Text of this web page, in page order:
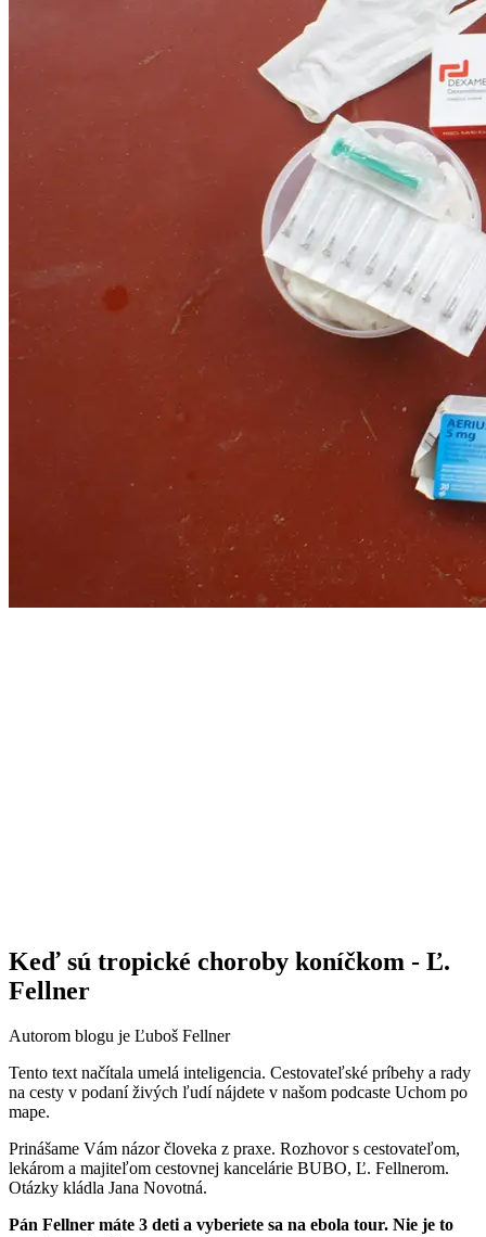
Keď sú tropické choroby koníčkom - Ľ.
Fellner
Autorom blogu je Ľuboš Fellner
Tento text načítala umelá inteligencia. Cestovateľské príbehy a rady
na cesty v podaní živých ľudí nájdete v našom podcaste Uchom po
mape.
Prinášame Vám názor človeka z praxe. Rozhovor s cestovateľom,
lekárom a majiteľom cestovnej kancelárie BUBO, Ľ. Fellnerom.
Otázky kládla Jana Novotná.
Pán Fellner máte 3 deti a vyberiete sa na ebola tour. Nie je to